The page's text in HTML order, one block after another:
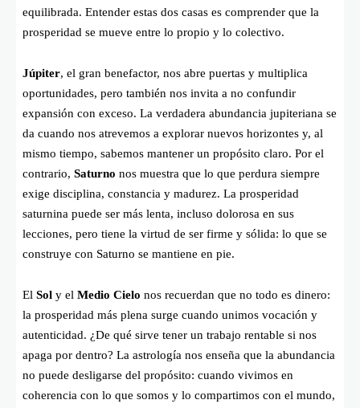
equilibrada. Entender estas dos casas es comprender que la
prosperidad se mueve entre lo propio y lo colectivo.
Júpiter, el gran benefactor, nos abre puertas y multiplica
oportunidades, pero también nos invita a no confundir
expansión con exceso. La verdadera abundancia jupiteriana se
da cuando nos atrevemos a explorar nuevos horizontes y, al
mismo tiempo, sabemos mantener un propósito claro. Por el
contrario, Saturno nos muestra que lo que perdura siempre
exige disciplina, constancia y madurez. La prosperidad
saturnina puede ser más lenta, incluso dolorosa en sus
lecciones, pero tiene la virtud de ser firme y sólida: lo que se
construye con Saturno se mantiene en pie.
El Sol y el Medio Cielo nos recuerdan que no todo es dinero:
la prosperidad más plena surge cuando unimos vocación y
autenticidad. ¿De qué sirve tener un trabajo rentable si nos
apaga por dentro? La astrología nos enseña que la abundancia
no puede desligarse del propósito: cuando vivimos en
coherencia con lo que somos y lo compartimos con el mundo,